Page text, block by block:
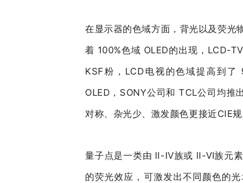
在显示器的色域方面，背光以及荧光
着 100%色域 OLED的出现，LCD-
KSF粉，LCD电视的色域提高到了
OLED，SONY公司和 TCL公司均推
对称、杂光少、激发颜色更接近CIE
量子点是一类由 Ⅱ-Ⅳ族或 Ⅱ-Ⅵ族元素
的荧光效应，可激发出不同颜色的